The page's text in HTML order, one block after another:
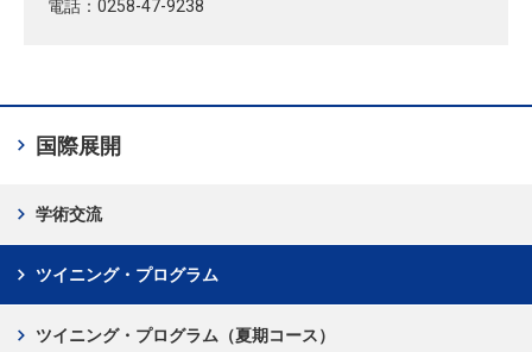
電話：0258-47-9238
国際展開
chevron_right
学術交流
chevron_right
ツイニング・プログラム
chevron_right
ツイニング・プログラム（夏期コース）
chevron_right